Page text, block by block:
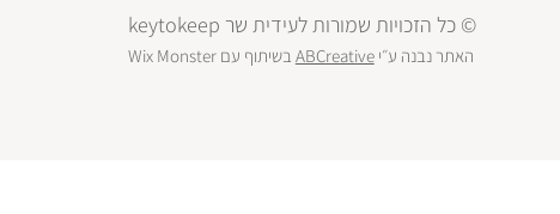
© כל הזכויות שמורות לעידית שר keytokeep
האתר נבנה ע״יABCreative בשיתוף עםWix Monster